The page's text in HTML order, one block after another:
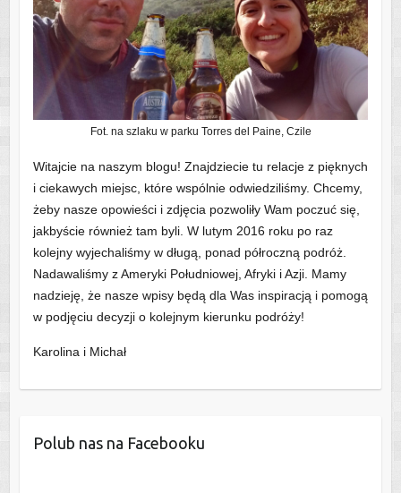
Fot. na szlaku w parku Torres del Paine, Czile
Witajcie na naszym blogu! Znajdziecie tu relacje z pięknych
i ciekawych miejsc, które wspólnie odwiedziliśmy. Chcemy,
żeby nasze opowieści i zdjęcia pozwoliły Wam poczuć się,
jakbyście również tam byli. W lutym 2016 roku po raz
kolejny wyjechaliśmy w długą, ponad półroczną podróż.
Nadawaliśmy z Ameryki Południowej, Afryki i Azji. Mamy
nadzieję, że nasze wpisy będą dla Was inspiracją i pomogą
w podjęciu decyzji o kolejnym kierunku podróży!
Karolina i Michał
Polub nas na Facebooku